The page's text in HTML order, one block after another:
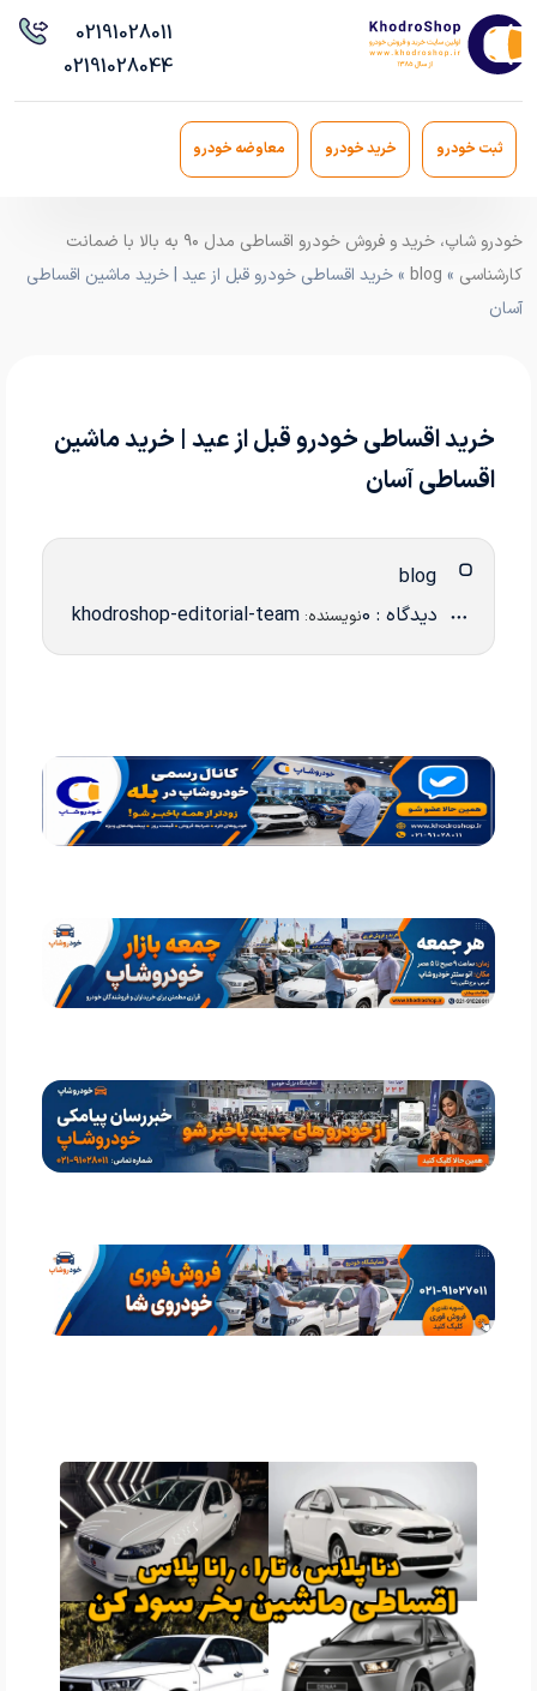
02191028011
02191028044
ثبت خودرو خرید خودرو معاوضه خودرو
خودرو شاپ، خرید و فروش خودرو اقساطی مدل ۹۰ به بالا با ضمانت
کارشناسی »
blog » خرید اقساطی خودرو قبل از عید | خرید ماشین اقساطی
آسان
خرید اقساطی خودرو قبل از عید | خرید ماشین
اقساطی آسان
دیدگاه : 0 نویسنده: khodroshop-editorial-team